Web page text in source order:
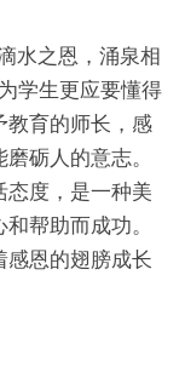
水之恩，涌泉相
学生更应要懂得
教育的师长，感
砺人的意志。
态度，是一种美
帮助而成功。
感恩的翅膀成长